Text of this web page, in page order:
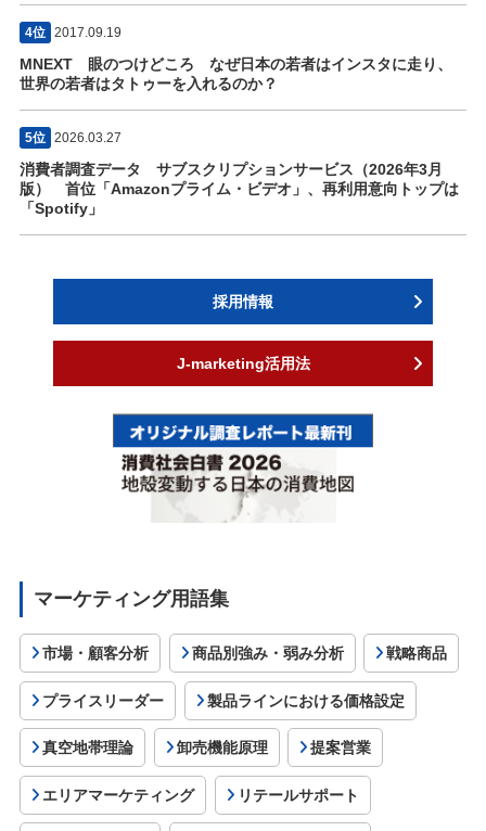
4位 2017.09.19
MNEXT 眼のつけどころ なぜ日本の若者はインスタに走り、
世界の若者はタトゥーを入れるのか？
5位 2026.03.27
消費者調査データ サブスクリプションサービス（2026年3月
版） 首位「Amazonプライム・ビデオ」、再利用意向トップは
「Spotify」
採用情報
J-marketing活用法
マーケティング用語集
市場・顧客分析 商品別強み・弱み分析 戦略商品
プライスリーダー 製品ラインにおける価格設定
真空地帯理論 卸売機能原理 提案営業
エリアマーケティング リテールサポート